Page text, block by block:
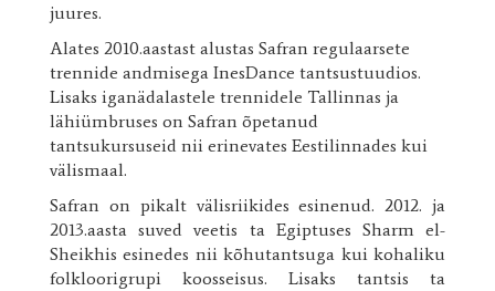
juures.
Alates 2010.aastast alustas Safran regulaarsete
trennide andmisega InesDance tantsustuudios.
Lisaks iganädalastele trennidele Tallinnas ja
lähiümbruses on Safran õpetanud
tantsukursuseid nii erinevates Eestilinnades kui
välismaal.
Safran on pikalt välisriikides esinenud. 2012. ja
2013.aasta suved veetis ta Egiptuses Sharm el-
Sheikhis esinedes nii kõhutantsuga kui kohaliku
folkloorigrupi koosseisus. Lisaks tantsis ta